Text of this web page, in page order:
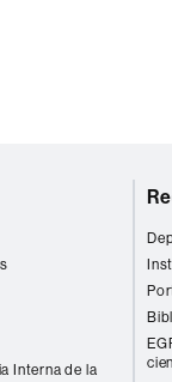
Interna de la